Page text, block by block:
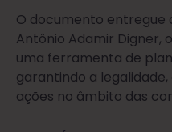
O documento entregue
Antônio Adamir Digner,
uma ferramenta de
garantindo a
ações no âmbito das